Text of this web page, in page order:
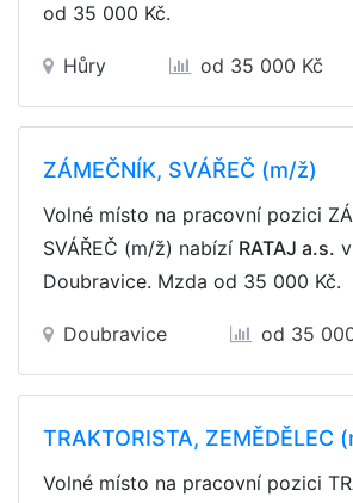
od 35 000 Kč.
Hůry od 35 000 Kč
ZÁMEČNÍK, SVÁŘEČ (m/ž)
Volné místo na pracovní pozici
SVÁŘEČ (m/ž) nabízí RATAJ a.s.
Doubravice. Mzda od 35 000 Kč.
Doubravice od 35
TRAKTORISTA, ZEMĚDĚLEC
Volné místo na pracovní pozici